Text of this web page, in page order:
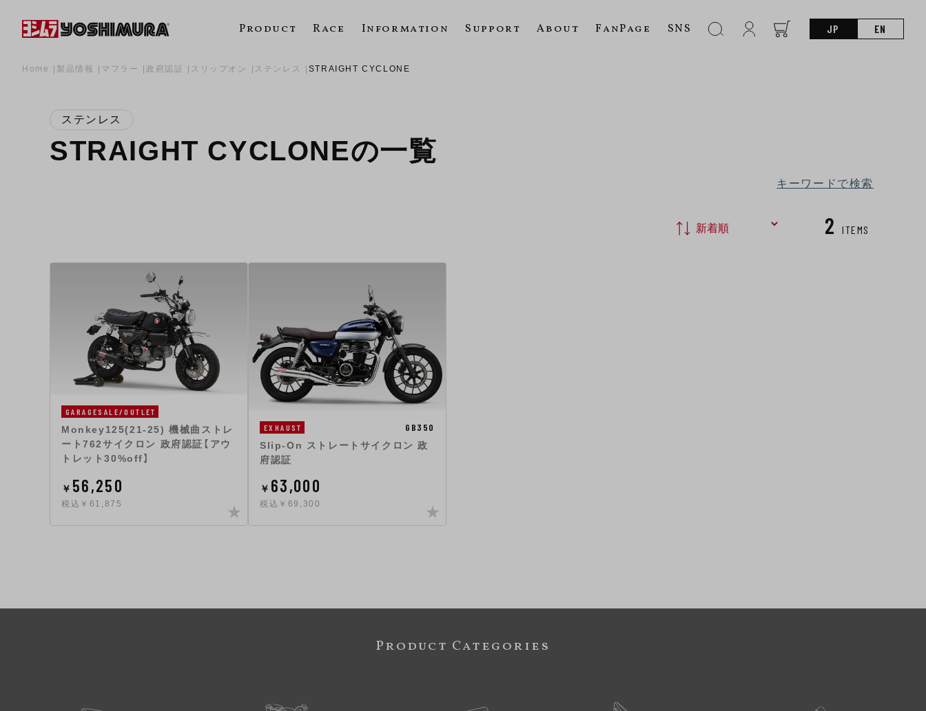
Product Race Information Support About FanPage SNS JP EN
Home 製品情報 マフラー 政府認証 スリップオン ステンレス STRAIGHT CYCLONE
ステンレス
STRAIGHT CYCLONEの一覧
キーワードで検索
2 ITEMS
GARAGESALE/OUTLET
Monkey125(21-25) 機械曲ストレ
ート762サイクロン 政府認証【アウ
トレット30%off】
￥ 56,250
税込￥61,875
EXHAUST GB350
Slip-On ストレートサイクロン 政
府認証
￥ 63,000
税込￥69,300
Product Categories